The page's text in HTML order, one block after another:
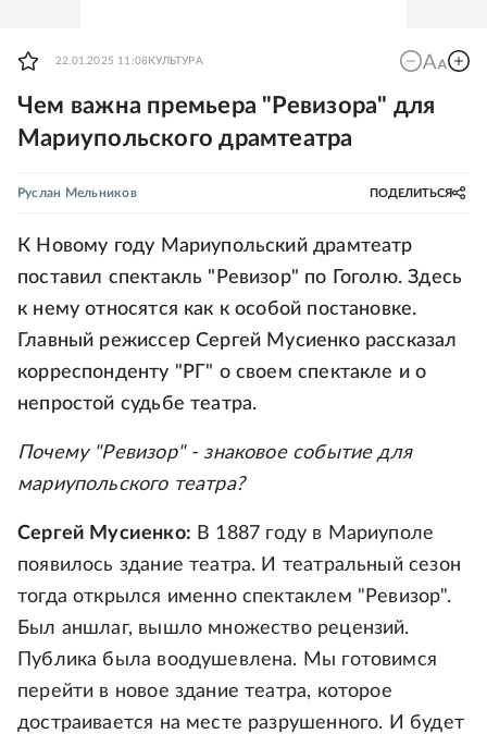
22.01.2025 11:08 КУЛЬТУРА
Чем важна премьера "Ревизора" для
Мариупольского драмтеатра
Руслан Мельников ПОДЕЛИТЬСЯ
К Новому году Мариупольский драмтеатр
поставил спектакль "Ревизор" по Гоголю. Здесь
к нему относятся как к особой постановке.
Главный режиссер Сергей Мусиенко рассказал
корреспонденту "РГ" о своем спектакле и о
непростой судьбе театра.
Почему "Ревизор" - знаковое событие для
мариупольского театра?
Сергей Мусиенко: В 1887 году в Мариуполе
появилось здание театра. И театральный сезон
тогда открылся именно спектаклем "Ревизор".
Был аншлаг, вышло множество рецензий.
Публика была воодушевлена. Мы готовимся
перейти в новое здание театра, которое
достраивается на месте разрушенного. И будет